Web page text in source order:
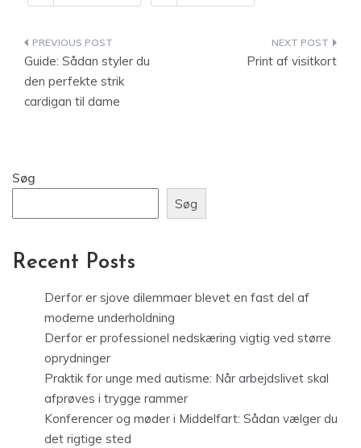
Indlægsnavigation
Guide: Sådan styler du
den perfekte strik
cardigan til dame
Print af visitkort
Søg
Søg
Recent Posts
Derfor er sjove dilemmaer blevet en fast del af
moderne underholdning
Derfor er professionel nedskæring vigtig ved større
oprydninger
Praktik for unge med autisme: Når arbejdslivet skal
afprøves i trygge rammer
Konferencer og møder i Middelfart: Sådan vælger du
det rigtige sted